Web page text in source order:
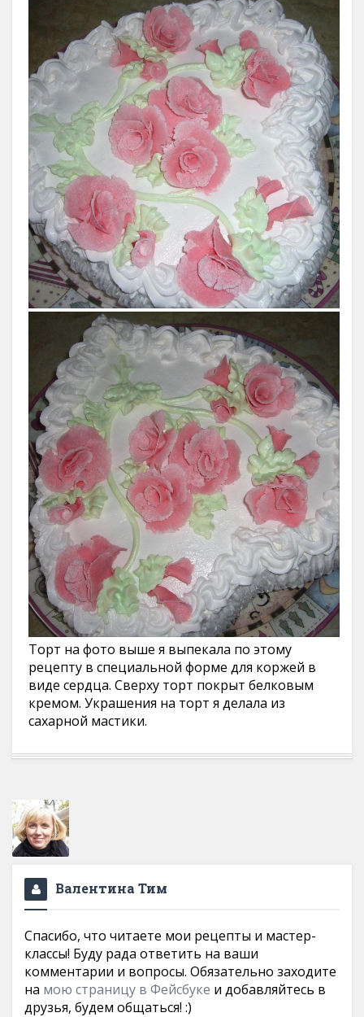
Торт на фото выше я выпекала по этому
рецепту в специальной форме для коржей в
виде сердца. Сверху торт покрыт белковым
кремом. Украшения на торт я делала из
сахарной мастики.
Валентина Тим
Спасибо, что читаете мои рецепты и мастер-
классы! Буду рада ответить на ваши
комментарии и вопросы. Обязательно заходите
на мою страницу в Фейсбуке и добавляйтесь в
друзья, будем общаться! :)